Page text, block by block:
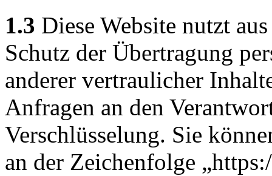
1.3 Diese Website nutzt
Schutz der Übertragung
anderer vertraulicher
Anfragen an den
Verschlüsselung. Sie
an der Zeichenfolge